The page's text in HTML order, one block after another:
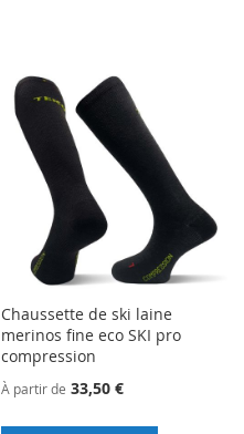
Chaussette de ski laine
merinos fine eco SKI pro
compression
À partir de 33,50 €